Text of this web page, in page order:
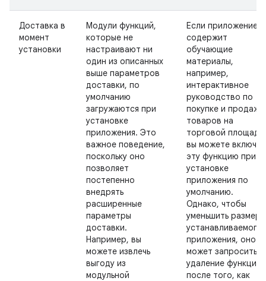
Доставка в
момент
установки
Модули функций,
которые не
настраивают ни
один из описанных
выше параметров
доставки, по
умолчанию
загружаются при
установке
приложения. Это
важное поведение,
поскольку оно
позволяет
постепенно
внедрять
расширенные
параметры
доставки.
Например, вы
можете извлечь
выгоду из
модульной
Если приложение
содержит
обучающие
материалы,
например,
интерактивное
руководство по
покупке и продаже
товаров на
торговой
вы можете
эту функцию при
установке
приложения по
умолчанию.
Однако, чтобы
уменьшить размер
устанавливаемого
приложения, оно
может запросить
удаление функции
после того, как